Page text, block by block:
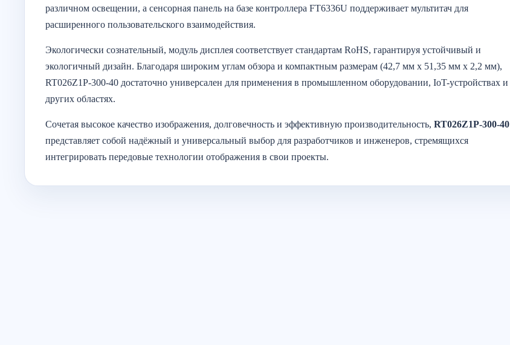
различном освещении, а сенсорная панель на базе контроллера FT6336U поддерживает мультитач для
расширенного пользовательского взаимодействия.
Экологически сознательный, модуль дисплея соответствует стандартам RoHS, гарантируя устойчивый и
экологичный дизайн. Благодаря широким углам обзора и компактным размерам (42,7 мм x 51,35 мм x 2,2 мм),
RT026Z1P-300-40 достаточно универсален для применения в промышленном оборудовании, IoT-устройствах и
других областях.
Сочетая высокое качество изображения, долговечность и эффективную производительность, RT026Z1P-300-40
представляет собой надёжный и универсальный выбор для разработчиков и инженеров, стремящихся
интегрировать передовые технологии отображения в свои проекты.